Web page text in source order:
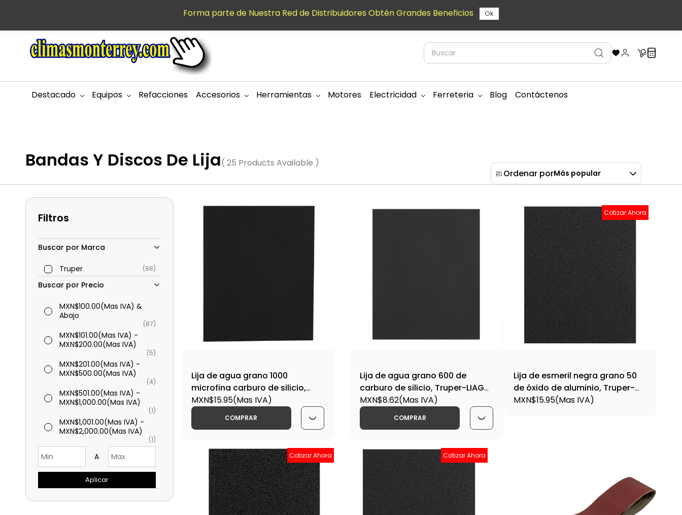
principal
Destacado Equipos Refacciones Accesorios Herramientas Motores Electricidad Ferreteria Blog Contáctenos
Bandas Y Discos De Lija( 25 Products Available )
Ordenar porMás popular
Filtros
Buscar por Marca
Truper (98)
Buscar por Precio
MXN$100.00(Mas IVA) &
Abajo
(87)
MXN$101.00(Mas IVA) -
MXN$200.00(Mas IVA)
(5)
MXN$201.00(Mas IVA) -
MXN$500.00(Mas IVA)
(4)
MXN$501.00(Mas IVA) -
MXN$1,000.00(Mas IVA)
(1)
MXN$1,001.00(Mas IVA) -
MXN$2,000.00(Mas IVA)
(1)
A
Aplicar
Lija de agua grano 1000
microfina carburo de silicio,
Truper-LIAG-1000 / 11632
MXN$15.95(Mas IVA)
COMPRAR
Lija de agua grano 600 de
carburo de silicio, Truper-LIAG-
600 / 11630
MXN$8.62(Mas IVA)
COMPRAR
Cotizar Ahora
Lija de esmeril negra grano 50
de óxido de aluminio, Truper-
LIME-50 / 11601
MXN$15.95(Mas IVA)
Cotizar Ahora Cotizar Ahora
Forma parte de Nuestra Red de Distribuidores Obtén Grandes Beneficios Ok